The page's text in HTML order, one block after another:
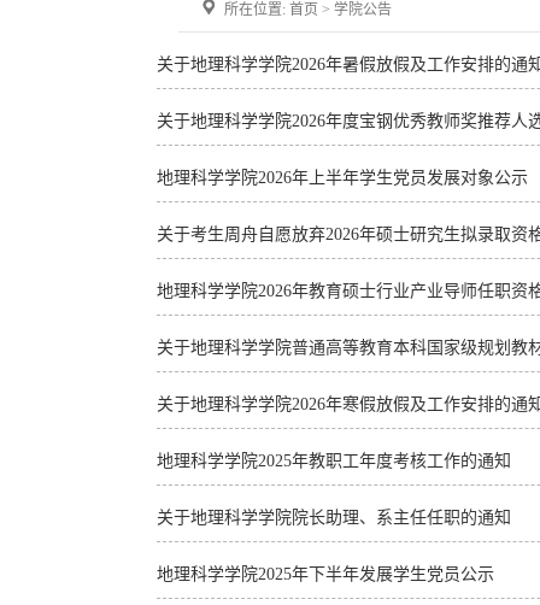
所在位置: 首页 > 学院公告
关于地理科学学院2026年暑假放假及工作安排的通
关于地理科学学院2026年度宝钢优秀教师奖推荐人
地理科学学院2026年上半年学生党员发展对象公示
关于考生周舟自愿放弃2026年硕士研究生拟录取资
地理科学学院2026年教育硕士行业产业导师任职资
关于地理科学学院普通高等教育本科国家级规划教
关于地理科学学院2026年寒假放假及工作安排的通
地理科学学院2025年教职工年度考核工作的通知
关于地理科学学院院长助理、系主任任职的通知
地理科学学院2025年下半年发展学生党员公示